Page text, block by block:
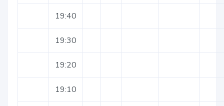
19:40
19:30
19:20
19:10